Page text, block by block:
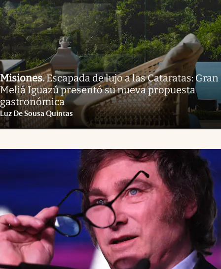
Misiones.Escapada de lujo a las Cataratas: Gran
Meliá Iguazú presentó su nueva propuesta
gastronómica
Luz De Sousa Quintas